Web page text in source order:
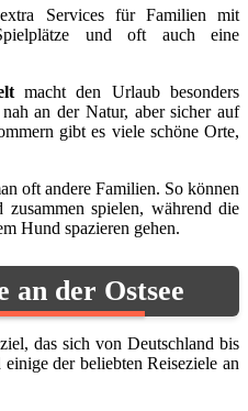
Services für Familien mit
und oft auch eine
macht den Urlaub besonders
an der Natur, aber sicher auf
gibt es viele schöne Orte,
oft andere Familien. So können
spielen, während die
Hund spazieren gehen.
an der Ostsee
das sich von Deutschland bis
der beliebten Reiseziele an